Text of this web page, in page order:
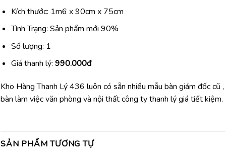
Kích thước: 1m6 x 90cm x 75cm
Tình Trạng: Sản phẩm mới 90%
Số lượng: 1
Giá thanh lý: 990.000đ
Kho Hàng Thanh Lý 436 luôn có sẵn nhiều mẫu bàn giám đốc cũ ,
bàn làm việc văn phòng và nội thất công ty thanh lý giá tiết kiệm.
SẢN PHẨM TƯƠNG TỰ